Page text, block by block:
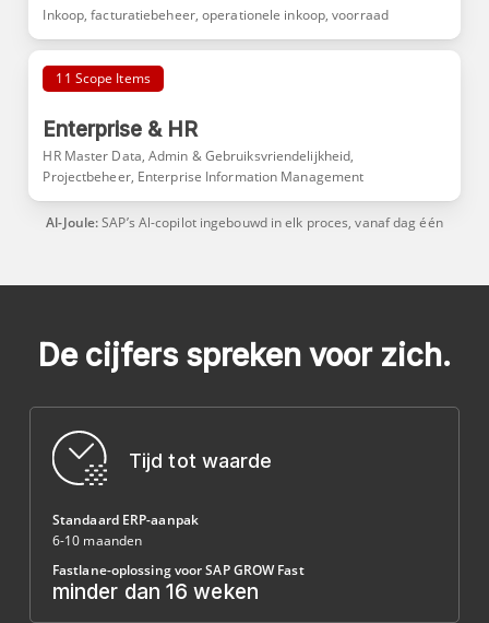
Inkoop, facturatiebeheer, operationele inkoop, voorraad
11 Scope Items
Enterprise & HR
HR Master Data, Admin & Gebruiksvriendelijkheid,
Projectbeheer, Enterprise Information Management
Al-Joule:SAP’s Al-copilot ingebouwd in elk proces, vanaf dag één
De cijfers spreken voor zich.
Tijd tot waarde
Standaard ERP-aanpak
6-10 maanden
Fastlane-oplossing voor SAP GROW Fast
minder dan 16 weken